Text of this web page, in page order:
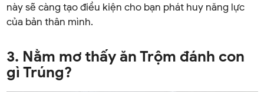
này sẽ càng tạo điều kiện cho bạn phát huy năng lực
của bản thân mình.
3. Nằm mơ thấy ăn Trộm đánh con
gì Trúng?